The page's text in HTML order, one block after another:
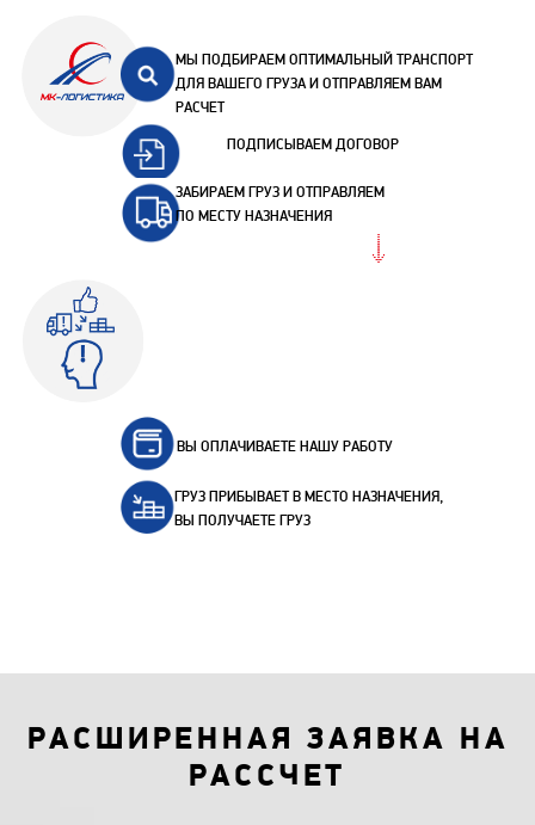
МЫ ПОДБИРАЕМ ОПТИМАЛЬНЫЙ ТРАНСПОРТ
ДЛЯ ВАШЕГО ГРУЗА И ОТПРАВЛЯЕМ ВАМ
РАСЧЕТ
ПОДПИСЫВАЕМ ДОГОВОР
ЗАБИРАЕМ ГРУЗ И ОТПРАВЛЯЕМ
ПО МЕСТУ НАЗНАЧЕНИЯ
ВЫ ОПЛАЧИВАЕТЕ НАШУ РАБОТУ
ГРУЗ ПРИБЫВАЕТ В МЕСТО НАЗНАЧЕНИЯ,
ВЫ ПОЛУЧАЕТЕ ГРУЗ
РАСШИРЕННАЯ ЗАЯВКА НА
РАССЧЕТ